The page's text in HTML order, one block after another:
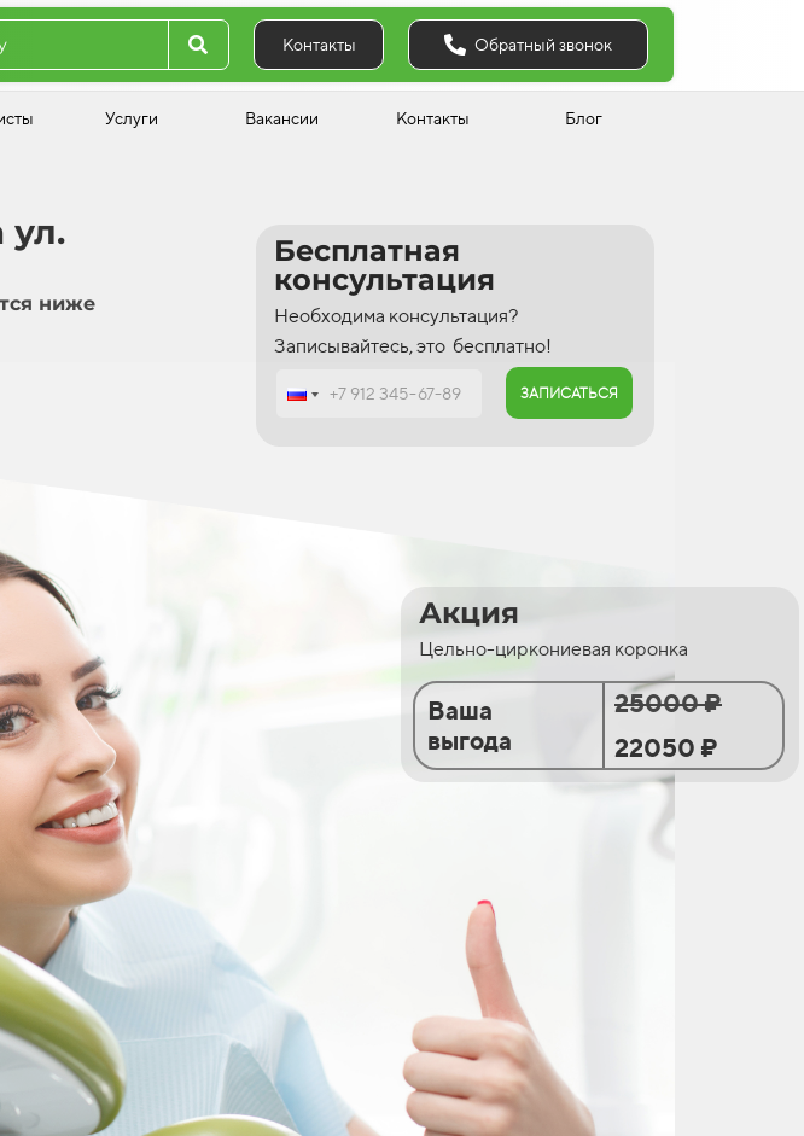
Контакты Обратный звонок
Услуги Вакансии Контакты Блог
Бесплатная
консультация
Необходима консультация?
Записывайтесь, это бесплатно!
ЗАПИСАТЬСЯ
Акция
Цельно-циркониевая коронка
Ваша
выгода
25000 ₽
22050 ₽
ул.
ниже